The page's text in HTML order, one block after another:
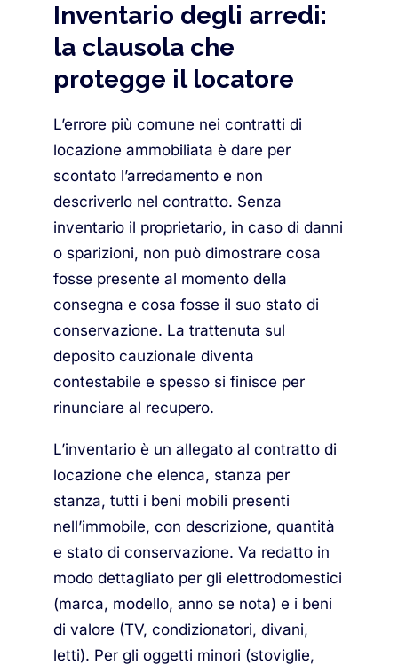
Inventario degli arredi:
la clausola che
protegge il locatore
L’errore più comune nei contratti di
locazione ammobiliata è dare per
scontato l’arredamento e non
descriverlo nel contratto. Senza
inventario il proprietario, in caso di danni
o sparizioni, non può dimostrare cosa
fosse presente al momento della
consegna e cosa fosse il suo stato di
conservazione. La trattenuta sul
deposito cauzionale diventa
contestabile e spesso si finisce per
rinunciare al recupero.
L’inventario è un allegato al contratto di
locazione che elenca, stanza per
stanza, tutti i beni mobili presenti
nell’immobile, con descrizione, quantità
e stato di conservazione. Va redatto in
modo dettagliato per gli elettrodomestici
(marca, modello, anno se nota) e i beni
di valore (TV, condizionatori, divani,
letti). Per gli oggetti minori (stoviglie,